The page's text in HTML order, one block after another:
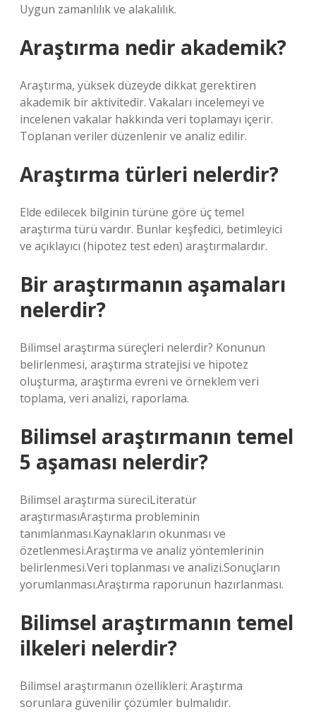
Uygun zamanlılık ve alakalılık.
Araştırma nedir akademik?
Araştırma, yüksek düzeyde dikkat gerektiren
akademik bir aktivitedir. Vakaları incelemeyi ve
incelenen vakalar hakkında veri toplamayı içerir.
Toplanan veriler düzenlenir ve analiz edilir.
Araştırma türleri nelerdir?
Elde edilecek bilginin türüne göre üç temel
araştırma türü vardır. Bunlar keşfedici, betimleyici
ve açıklayıcı (hipotez test eden) araştırmalardır.
Bir araştırmanın aşamaları
nelerdir?
Bilimsel araştırma süreçleri nelerdir? Konunun
belirlenmesi, araştırma stratejisi ve hipotez
oluşturma, araştırma evreni ve örneklem veri
toplama, veri analizi, raporlama.
Bilimsel araştırmanın temel
5 aşaması nelerdir?
Bilimsel araştırma süreciLiteratür
araştırmasıAraştırma probleminin
tanımlanması.Kaynakların okunması ve
özetlenmesi.Araştırma ve analiz yöntemlerinin
belirlenmesi.Veri toplanması ve analizi.Sonuçların
yorumlanması.Araştırma raporunun hazırlanması.
Bilimsel araştırmanın temel
ilkeleri nelerdir?
Bilimsel araştırmanın özellikleri: Araştırma
sorunlara güvenilir çözümler bulmalıdır.